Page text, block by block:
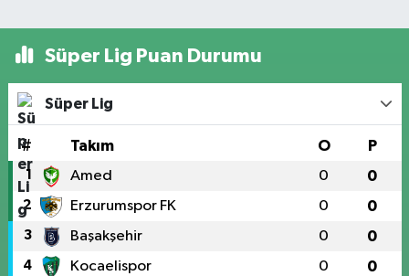
Süper Lig Puan Durumu
Süper Lig
# Takım O P
1 Amed 0 0
2 Erzurumspor FK 0 0
3 Başakşehir 0 0
4 Kocaelispor 0 0